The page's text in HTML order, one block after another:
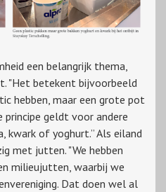
een belangrijk thema,
"Het betekent bijvoorbeeld
hebben, maar een grote pot
principe geldt voor andere
kwark of yoghurt.” Als eiland
met jutten. "We hebben
milieujutten, waarbij we
Dat doen wel al